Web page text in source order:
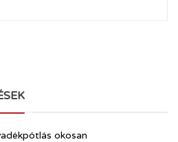
okosan